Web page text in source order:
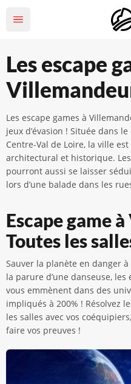
Les escape
Les escape games à
jeux d’évasion ! Située dans
Centre-Val de Loire, la ville
architectural et historique.
pourront aussi se laisser
lors d’une balade dans les
Escape game
Toutes les
Sauver la planète en danger
la parure d’une danseuse,
vous emmènent dans des
impliqués à 200% ! Résolvez
les salles avec vos
faire vos preuves !